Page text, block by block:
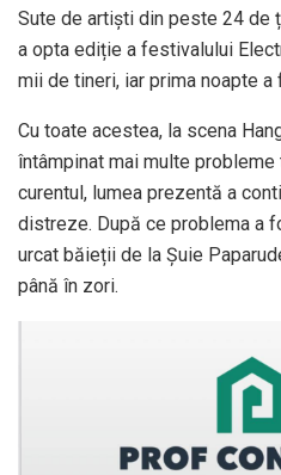
Sute de artiști din peste 24 de
a opta ediție a festivalului
mii de tineri, iar prima noapte
Cu toate acestea, la scena
întâmpinat mai multe
curentul, lumea prezentă a
distreze. După ce problema a
urcat băieții de la Șuie
până în zori.